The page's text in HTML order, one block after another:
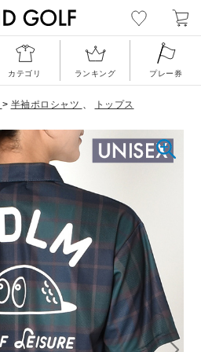
カテゴリ ランキング プレー券
> 半袖ポロシャツ 、 トップス